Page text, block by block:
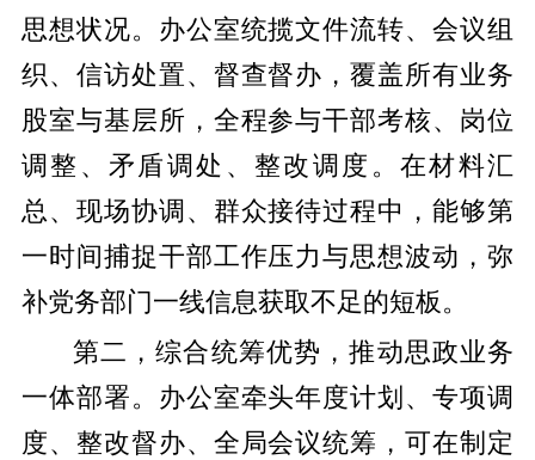
思想状况。办公室统揽文件流转、会议组
织、信访处置、督查督办，覆盖所有业务
股室与基层所，全程参与干部考核、岗位
调整、矛盾调处、整改调度。在材料汇
总、现场协调、群众接待过程中，能够第
一时间捕捉干部工作压力与思想波动，弥
补党务部门一线信息获取不足的短板。
第二，综合统筹优势，推动思政业务
一体部署。办公室牵头年度计划、专项调
度、整改督办、全局会议统筹，可在制定